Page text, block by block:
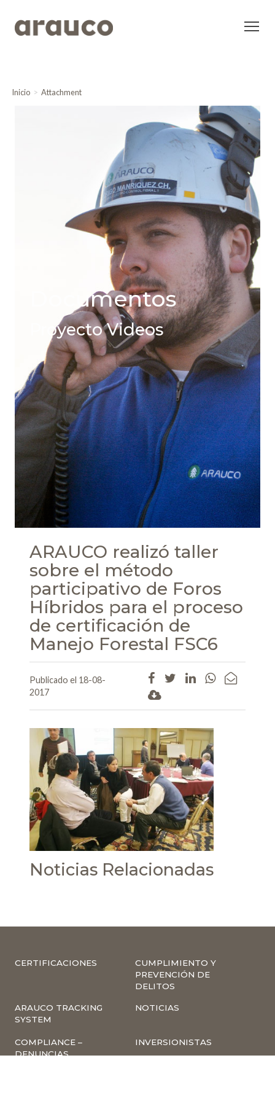
Inicio Attachment
Documentos
Proyecto Videos
ARAUCO realizó taller
sobre el método
participativo de Foros
Híbridos para el proceso
de certificación de
Manejo Forestal FSC6
Publicado el 18-08-
2017
Noticias Relacionadas
CERTIFICACIONES
CUMPLIMIENTO Y
PREVENCIÓN DE
DELITOS
ARAUCO TRACKING
SYSTEM
NOTICIAS
COMPLIANCE –
DENUNCIAS
INVERSIONISTAS